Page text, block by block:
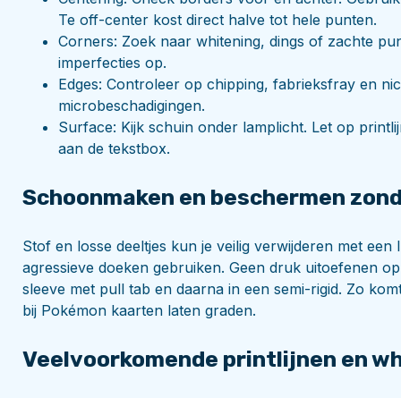
Te off-center kost direct halve tot hele punten.
Corners: Zoek naar whitening, dings of zachte
imperfecties op.
Edges: Controleer op chipping, fabrieksfray en
microbeschadigingen.
Surface: Kijk schuin onder lamplicht. Let op
aan de tekstbox.
Schoonmaken en beschermen
Stof en losse deeltjes kun je veilig verwijderen met
agressieve doeken gebruiken. Geen druk uitoefenen
sleeve met pull tab en daarna in een semi-rigid. Zo
bij Pokémon kaarten laten graden.
Veelvoorkomende printlijnen en